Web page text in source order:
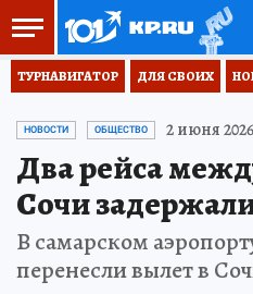
ТУРНАВИГАТОР ДЛЯ СВОИХ
НОВОСТИ ОБЩЕСТВО 2 июня
Два рейса
Сочи
В самарском
перенесли вылет в